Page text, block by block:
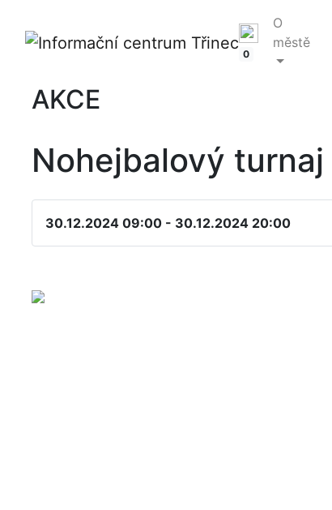
0
O
městě
AKCE
Nohejbalový turnaj
30.12.2024 09:00 - 30.12.2024 20:00